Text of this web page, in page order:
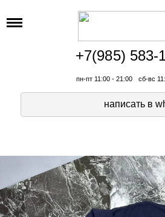
+7(985) 583-
пн-пт 11:00 - 21:00 сб-вс
написать в